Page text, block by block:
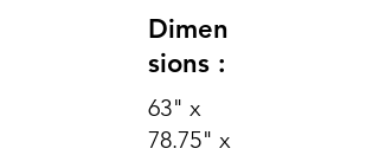
Dimen
sions :
63" x
78.75" x